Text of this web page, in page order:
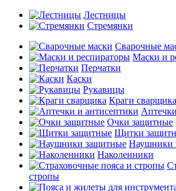
Лестницы
Стремянки
Сварочные
Маски и
Перчатки
Каски
Рукавицы
Краги сварщика
Очки защитные
Щитки
Наушники
Наколенники
стропы